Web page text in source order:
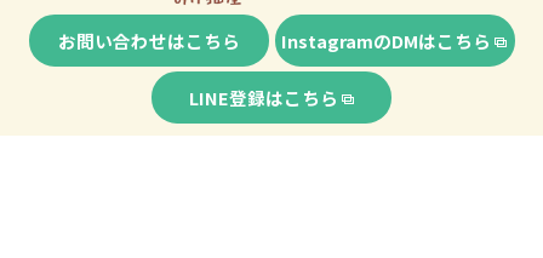
お問い合わせはこちら InstagramのDMはこちら
LINE登録はこちら
© 2026 福岡県大牟田市の弁当ならごはんとおかず みけ猫屋 ALL RIGHTS
RESERVED.